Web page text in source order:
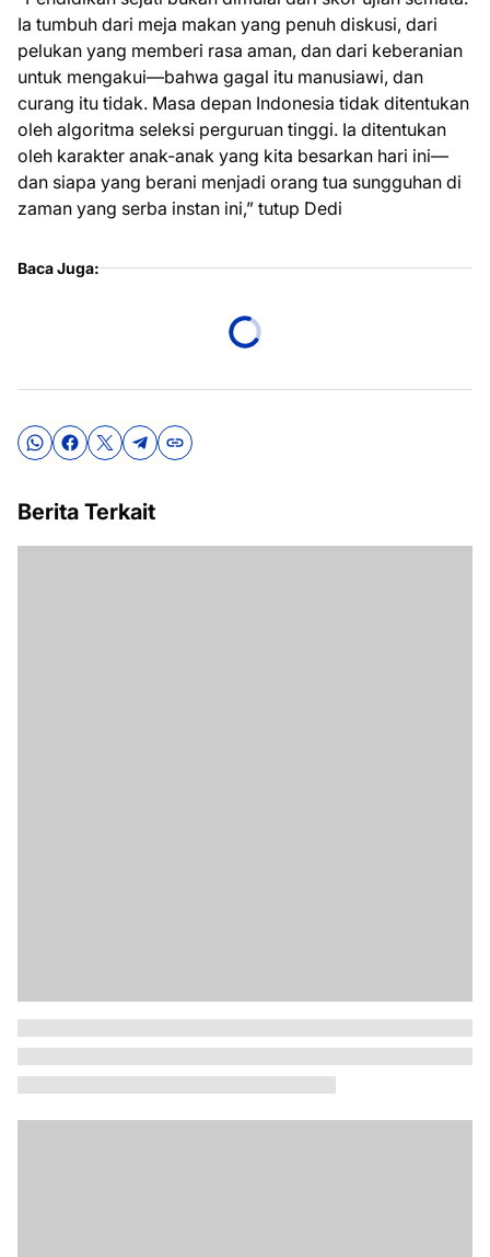
Ia tumbuh dari meja makan yang penuh diskusi, dari
pelukan yang memberi rasa aman, dan dari keberanian
untuk mengakui—bahwa gagal itu manusiawi, dan
curang itu tidak. Masa depan Indonesia tidak ditentukan
oleh algoritma seleksi perguruan tinggi. Ia ditentukan
oleh karakter anak-anak yang kita besarkan hari ini—
dan siapa yang berani menjadi orang tua sungguhan di
zaman yang serba instan ini,” tutup Dedi
Baca Juga:
Berita Terkait